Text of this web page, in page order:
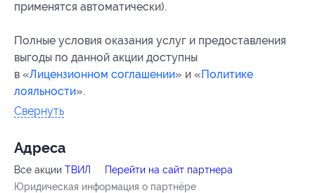
применятся автоматически).
Полные условия оказания услуг и предоставления
выгоды по данной акции доступны
в «Лицензионном соглашении» и «Политике
лояльности».
Свернуть
Адресa
Все акции ТВИЛ
Перейти на сайт партнера
Юридическая информация о партнёре